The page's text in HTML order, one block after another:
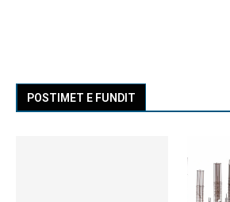
POSTIMET E FUNDIT